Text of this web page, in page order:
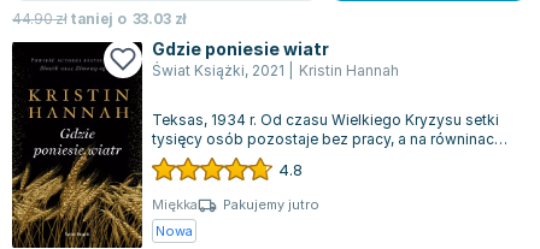
44.90złtaniej o 33.03 zł
Gdzie poniesie wiatr
Świat Książki, 2021 Kristin Hannah
Teksas, 1934 r. Od czasu Wielkiego Kryzysu setki
tysięcy osób pozostaje bez pracy, a na równinach
prerii panuje susza - kryzys moż...
4.8
Miękka
Pakujemy jutro
Nowa